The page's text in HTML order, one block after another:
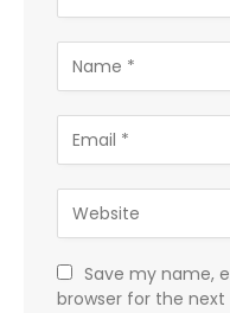
Save my name,
browser for the